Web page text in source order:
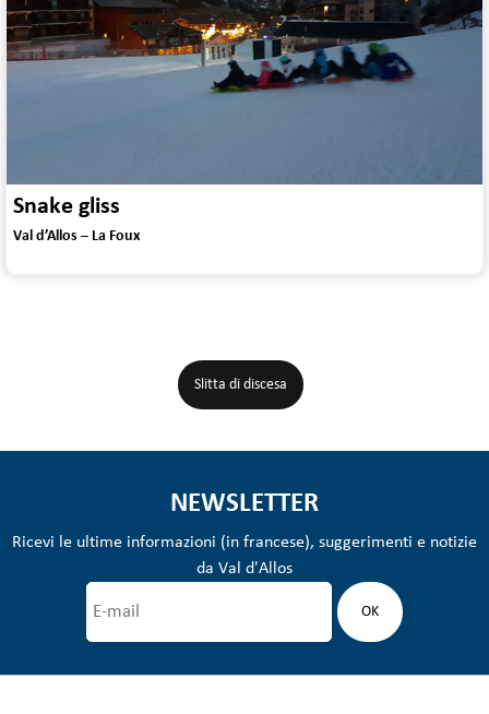
Snake gliss
Val d’Allos – La Foux
Slitta di discesa
NEWSLETTER
Ricevi le ultime informazioni (in francese), suggerimenti e notizie
da Val d'Allos